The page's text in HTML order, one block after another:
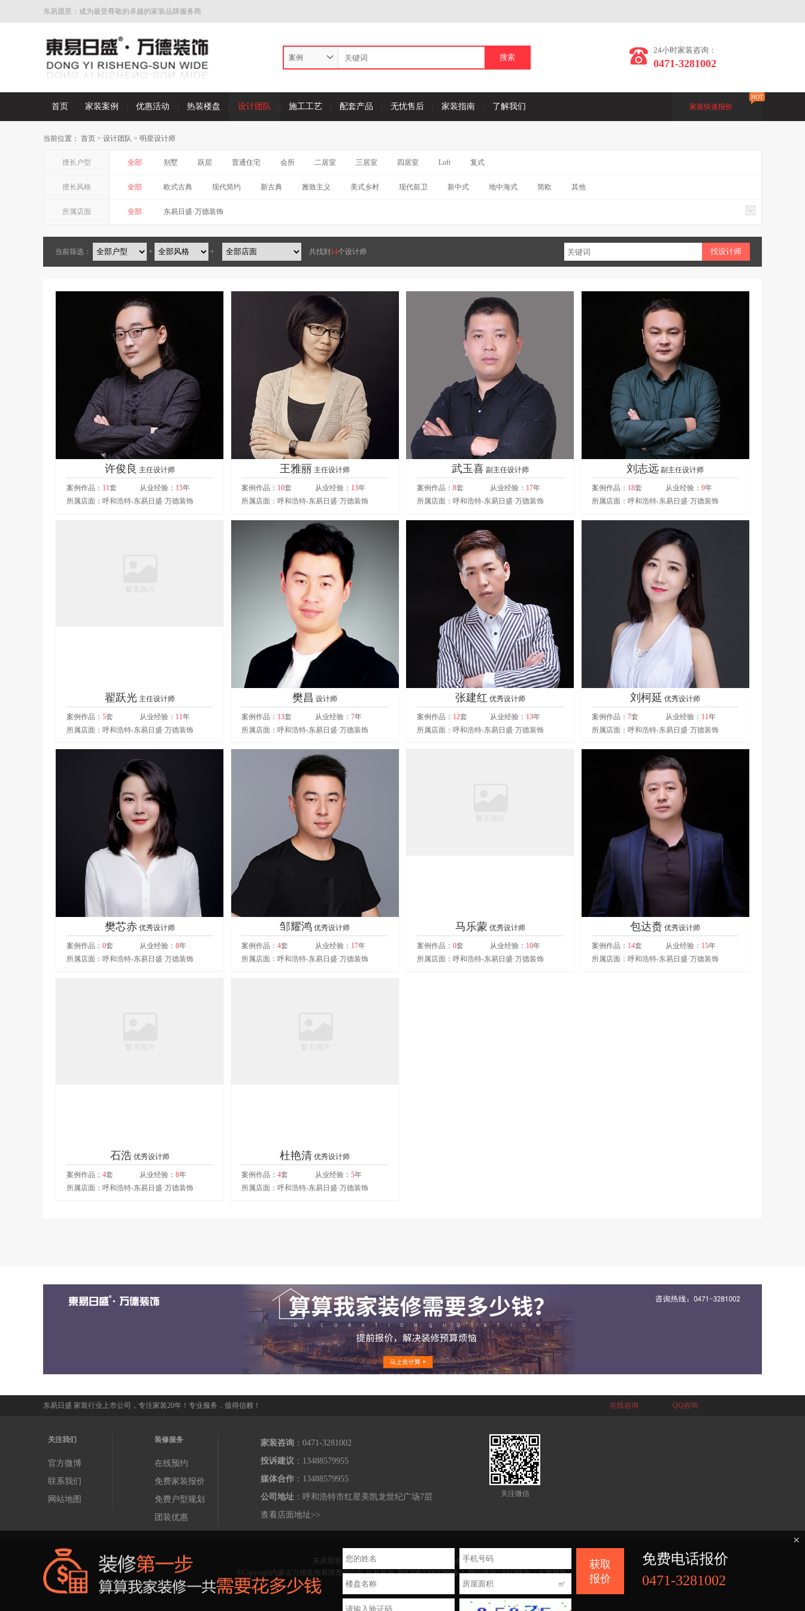
东易愿景：成为最受尊敬的卓越的家装品牌服务商
案例
24小时家装咨询：
0471-3281002
首页 家装案例 优惠活动 热装楼盘 设计团队 施工工艺 配套产品 无忧售后 家装指南 了解我们 家装快速报价
HOT
当前位置： 首页 > 设计团队 > 明星设计师
擅长户型 全部 别墅 跃层 普通住宅 会所 二居室 三居室 四居室 Loft 复式
擅长风格 全部 欧式古典 现代简约 新古典 雅致主义 美式乡村 现代前卫 新中式 地中海式 简欧 其他
所属店面 全部 东易日盛·万德装饰
当前筛选： + + 共找到 14个设计师
许俊良 主任设计师
案例作品： 11套 从业经验： 15年
所属店面：呼和浩特-东易日盛·万德装饰
王雅丽 主任设计师
案例作品： 10套 从业经验： 13年
所属店面：呼和浩特-东易日盛·万德装饰
武玉喜 副主任设计师
案例作品： 8套 从业经验： 17年
所属店面：呼和浩特-东易日盛·万德装饰
刘志远 副主任设计师
案例作品： 18套 从业经验： 9年
所属店面：呼和浩特-东易日盛·万德装饰
翟跃光 主任设计师
案例作品： 5套 从业经验： 11年
所属店面：呼和浩特-东易日盛·万德装饰
樊昌 设计师
案例作品： 13套 从业经验： 7年
所属店面：呼和浩特-东易日盛·万德装饰
张建红 优秀设计师
案例作品： 12套 从业经验： 13年
所属店面：呼和浩特-东易日盛·万德装饰
刘柯延 优秀设计师
案例作品：7套 从业经验： 11年
所属店面：呼和浩特-东易日盛·万德装饰
樊芯赤 优秀设计师
案例作品： 0套 从业经验：8年
所属店面：呼和浩特-东易日盛·万德装饰
邹耀鸿 优秀设计师
案例作品：4套 从业经验： 17年
所属店面：呼和浩特-东易日盛·万德装饰
马乐蒙 优秀设计师
案例作品： 0套 从业经验： 10年
所属店面：呼和浩特-东易日盛·万德装饰
包达赉 优秀设计师
案例作品： 14套 从业经验： 15年
所属店面：呼和浩特-东易日盛·万德装饰
石浩 优秀设计师
案例作品： 4套 从业经验：8年
所属店面：呼和浩特-东易日盛·万德装饰
杜艳清 优秀设计师
案例作品：4套 从业经验： 5年
所属店面：呼和浩特-东易日盛·万德装饰
东易日盛 家装行业上市公司，专注家装20年！专业服务，值得信赖！ 在线咨询 QQ咨询
关注我们
官方微博
联系我们
网站地图
装修服务
在线预约
免费家装报价
免费户型规划
团装优惠
家装咨询 ：0471-3281002
投诉建议 ：13488579955
媒体合作 ：13488579955
公司地址 ：呼和浩特市红星美凯龙世纪广场7层
查看店面地址>>
关注微信
东易愿景：成为最受尊敬的卓越的住宅装饰品牌运营商。
©Copyright内蒙古万德装饰有限责任公司 版权所有蒙ICP备13002780号-3 网站建设 · SEO优化：大旗网络
×
㎡
获取
报价
免费电话报价
0471-3281002